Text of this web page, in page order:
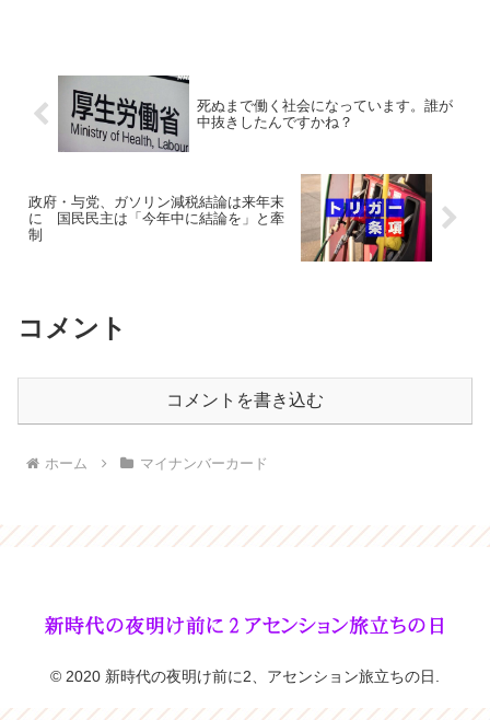
死ぬまで働く社会になっています。誰が
中抜きしたんですかね？
政府・与党、ガソリン減税結論は来年末
に 国民民主は「今年中に結論を」と牽
制
コメント
コメントを書き込む
ホーム マイナンバーカード
© 2020 新時代の夜明け前に2、アセンション旅立ちの日.